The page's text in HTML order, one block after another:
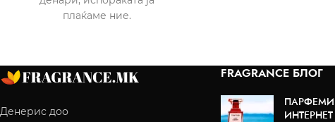
плаќаме ние.
Денерис доо
FRAGRANCE БЛОГ